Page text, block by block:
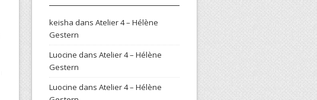
keisha dans Atelier 4 – Hélène
Gestern
Luocine dans Atelier 4 – Hélène
Gestern
Luocine dans Atelier 4 – Hélène